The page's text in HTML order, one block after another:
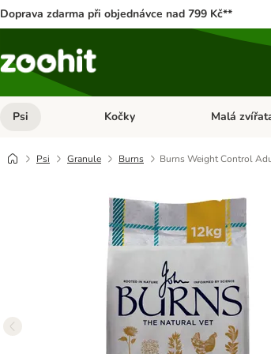
Doprava zdarma při objednávce nad 799 Kč**
Psi Otevřít menu: Psi
Kočky Otevřít menu:
Malá
Psi Granule Burns Burns Weight Control